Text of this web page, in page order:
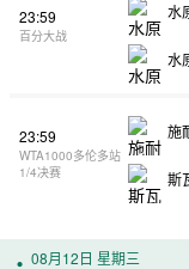
23:59
百分大战
水
水
23:59
WTA1000多伦多站
1/4决赛
施
斯
08月12日 星期三